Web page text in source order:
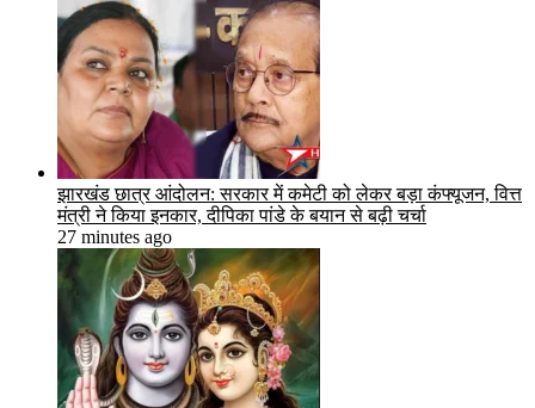
झारखंड छात्र आंदोलन: सरकार में कमेटी को लेकर बड़ा कंफ्यूजन, वित्त
मंत्री ने किया इनकार, दीपिका पांडे के बयान से बढ़ी चर्चा
27 minutes ago